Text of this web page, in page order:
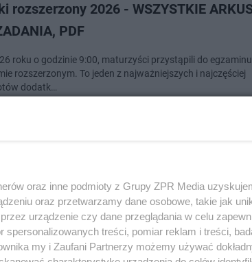
rozszerzony 2026 - WSZYSTKIE
PDF
roku o godzinie 9:00, maturzyści przystąpili do
rozszerzonym. To jeden z najważniejszych i najczęściej
dodatk…
nie spodziewali się na angielskim.
musieli napisać na maturze?
tegorocznych maturzystów — w zadaniu z
się do popularnej gry słownej Wordle. Skąd w ogóle
oraz inne podmioty z Grupy ZPR Media
oraz przetwarzamy dane osobowe, takie jak
urządzenie czy dane przeglądania w celu
spersonalizowanych treści, pomiar reklam i treści,
my i Zaufani Partnerzy możemy używać